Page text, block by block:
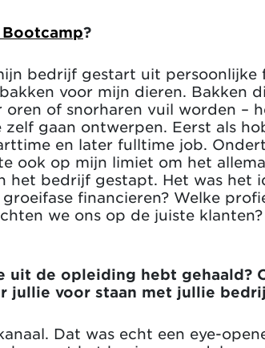
?
bedrijf gestart uit persoonlijke
voor mijn dieren. Bakken
of snorharen vuil worden –
gaan ontwerpen. Eerst als
en later fulltime job.
ook op mijn limiet om het
het bedrijf gestapt. Het was het
financieren? Welke
we ons op de juiste
de opleiding hebt gehaald?
jullie voor staan met jullie
Dat was echt een eye-